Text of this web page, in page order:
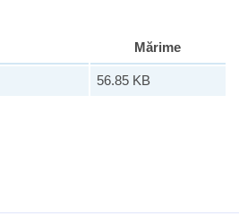
Mărime
56.85 KB